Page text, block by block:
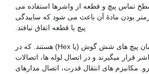
تماس پیچ و قطعه از واشرها استفاده می
بودن مادۀ آن باعث می شود که ساییدگی
پیچ یا قطعه اتفاق نیافتد.
پیچ های فلنج همان پیچ های شش گوش (یا Hex) هستند. که در
قرار میگیرند و در اتصال لوله ها، اتصالات
مکانیزم های انتقال قدرت، اتصال مدارهای